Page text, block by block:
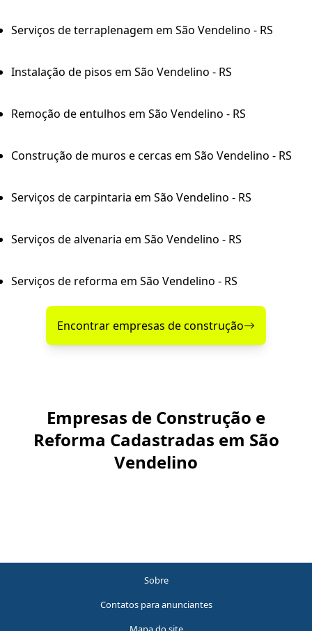
Serviços de terraplenagem em São Vendelino - RS
Instalação de pisos em São Vendelino - RS
Remoção de entulhos em São Vendelino - RS
Construção de muros e cercas em São Vendelino - RS
Serviços de carpintaria em São Vendelino - RS
Serviços de alvenaria em São Vendelino - RS
Serviços de reforma em São Vendelino - RS
Encontrar empresas de construção
Empresas de Construção e
Reforma Cadastradas em São
Vendelino
Sobre
Contatos para anunciantes